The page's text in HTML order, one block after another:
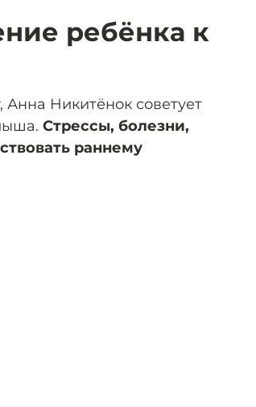
ребёнка к
Никитёнок советует
Стрессы, болезни,
раннему